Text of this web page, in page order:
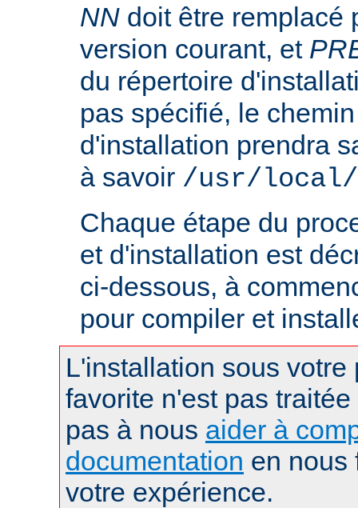
NN doit être remplacé
version courant, et
du répertoire
pas spécifié, le
d'installation prendra
à savoir /usr/local/
Chaque étape du
et d'installation est
ci-dessous, à
pour compiler et
L'installation sous votre
favorite n'est pas
pas à nous aider à
documentation en nous
votre expérience.